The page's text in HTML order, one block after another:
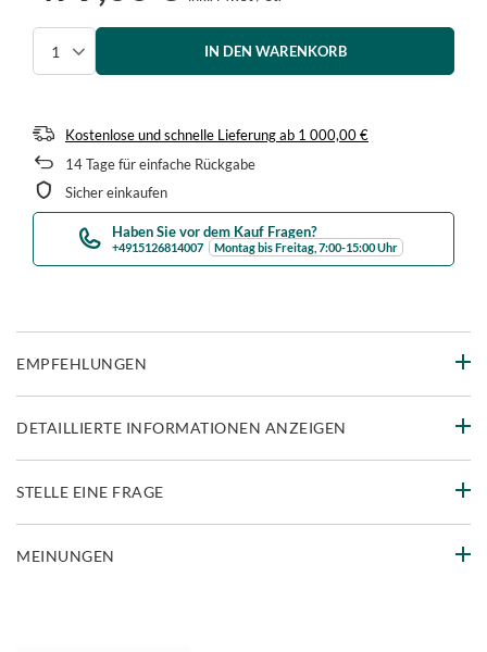
IN DEN WARENKORB
Kostenlose und schnelle Lieferungab 1 000,00 €
14Tage für einfache Rückgabe
Sicher einkaufen
Haben Sie vor dem Kauf Fragen?
+4915126814007 Montag bis Freitag, 7:00-15:00 Uhr
EMPFEHLUNGEN
DETAILLIERTE INFORMATIONEN ANZEIGEN
STELLE EINE FRAGE
MEINUNGEN